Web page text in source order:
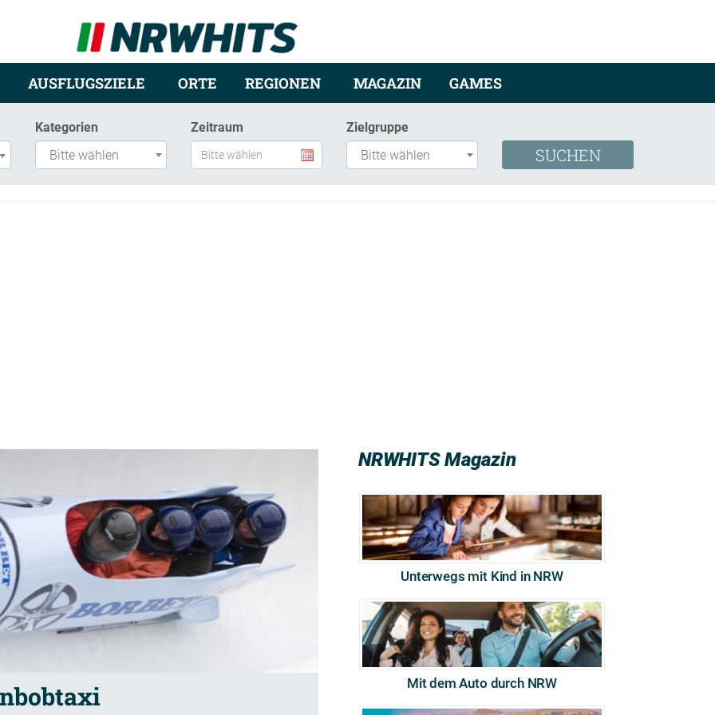
AUSFLUGSZIELE ORTE REGIONEN MAGAZIN GAMES
Kategorien Zeitraum Zielgruppe
NRWHITS Magazin
Unterwegs mit Kind in NRW
Mit dem Auto durch NRW